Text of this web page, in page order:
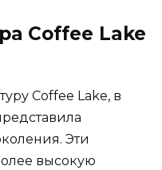
Coffee Lake
Coffee Lake, в
Эти
высокую